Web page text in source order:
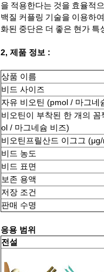
을 적용한다는 것을 효율적
백질 커플링 기술을 이용하
화된 중단은 더 좋은 현가 특
2, 제품 정보 :
상품 이름
비드 사이즈
자유 비오틴 (pmol / 마그네
비오틴이 부착된 한 개의
ol / 마그네슘 비즈)
비오틴프릴산드 이그그
비드 농도
비드 표면
보존 용액
저장 조건
판매 수명
응용 범위
전설